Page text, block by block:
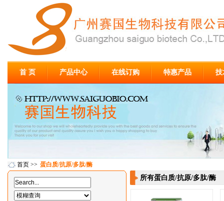
首 页 产品中心 在线订购 特惠产品 技
首页 >> 蛋白质/抗原/多肽/酶
所有蛋白质/抗原/多肽/酶